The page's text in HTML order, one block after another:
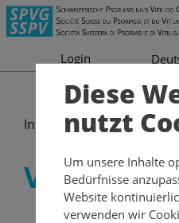
Login
Informationen
Diese
nutzt
Um unsere Inhalte
Bedürfnisse
Website
verwenden wir